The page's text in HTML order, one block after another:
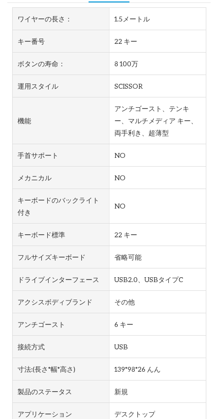
ワイヤーの長さ： 1.5メートル
キー番号 22 キー
ボタンの寿命： 8 100万
運用スタイル SCISSOR
機能
アンチゴースト、テンキ
ー、マルチメディア キー、
両手利き、超薄型
手首サポート NO
メカニカル NO
キーボードのバックライト
付き
NO
キーボード標準 22 キー
フルサイズキーボード 省略可能
ドライブインターフェース USB2.0、USBタイプC
アクシスボディブランド その他
アンチゴースト 6 キー
接続方式 USB
寸法:(長さ*幅*高さ) 139*98*26 んん
製品のステータス 新規
アプリケーション デスクトップ